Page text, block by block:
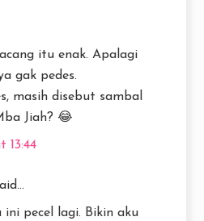
itu enak. Apalagi
gak pedes.
masih disebut sambal
Jiah? 😂
13:44
pecel lagi. Bikin aku